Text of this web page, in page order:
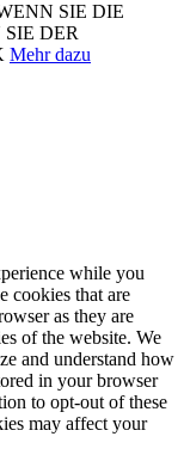
SIE DIE
DER
Mehr dazu
while you
cookies that are
as they are
of the website. We
and understand how
in your browser
to opt-out of these
may affect your